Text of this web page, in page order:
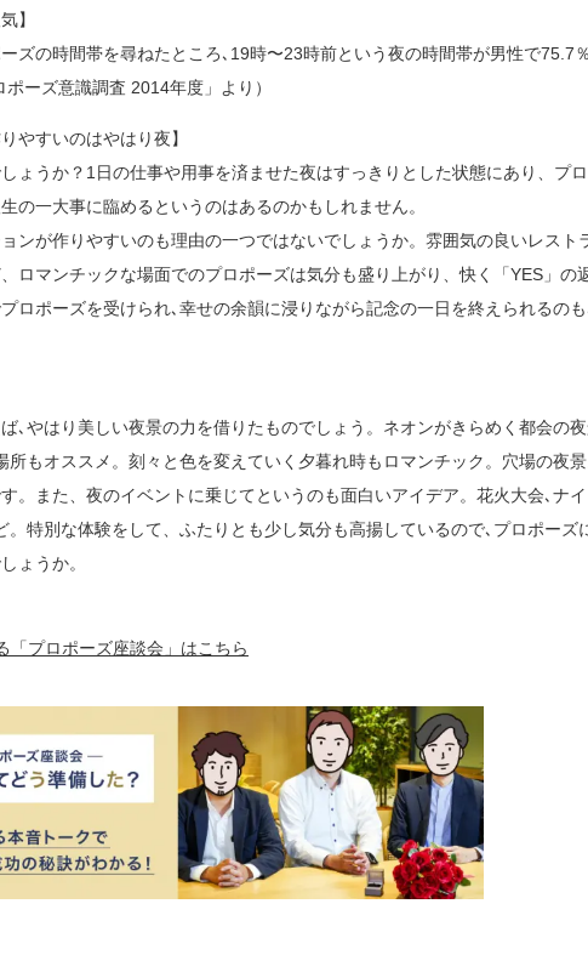
】
ズの時間帯を尋ねたところ､19時〜23時前という夜の時間帯が男性で75.7
ーズ意識調査 2014年度」より）
やすいのはやはり夜】
ょうか？1日の仕事や用事を済ませた夜はすっきりとした状態にあり、プ
の一大事に臨めるというのはあるのかもしれません。
ンが作りやすいのも理由の一つではないでしょうか。雰囲気の良いレスト
ロマンチックな場面でのプロポーズは気分も盛り上がり、快く「YES」の
ロポーズを受けられ､幸せの余韻に浸りながら記念の一日を終えられるの
､やはり美しい夜景の力を借りたものでしょう。ネオンがきらめく都会の
もオススメ。刻々と色を変えていく夕暮れ時もロマンチック。穴場の夜景
。また、夜のイベントに乗じてというのも面白いアイデア。花火大会､ナ
。特別な体験をして、ふたりとも少し気分も高揚しているので､プロポーズ
ょうか。
「プロポーズ座談会」はこちら